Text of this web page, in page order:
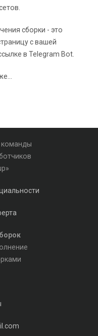
сборки - это
с вашей
в Telegram Bot.
команды